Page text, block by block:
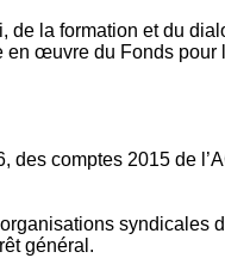
de la formation et du
en œuvre du Fonds pour
des comptes 2015 de
syndicales
général.